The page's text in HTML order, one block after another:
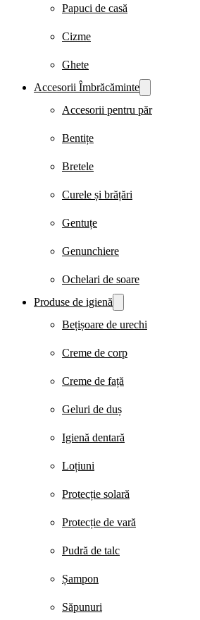
Papuci de casă
Cizme
Ghete
Accesorii Îmbrăcăminte
Accesorii pentru păr
Bentițe
Bretele
Curele și brățări
Gentuțe
Genunchiere
Ochelari de soare
Produse de igienă
Bețișoare de urechi
Creme de corp
Creme de față
Geluri de duș
Igienă dentară
Loțiuni
Protecție solară
Protecție de vară
Pudră de talc
Șampon
Săpunuri